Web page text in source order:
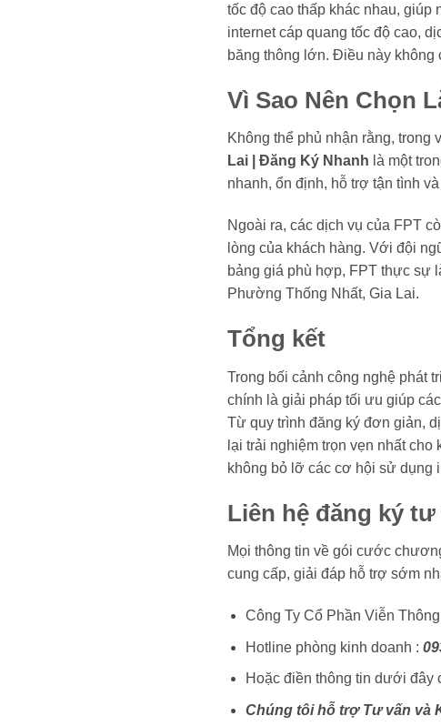
tốc độ cao thấp khác nhau,
internet cáp quang tốc độ cao,
băng thông lớn. Điều này
Vì Sao Nên Chọn
Không thể phủ nhận rằng, trong
Lai | Đăng Ký Nhanh là một
nhanh, ổn định, hỗ trợ tận tình
Ngoài ra, các dịch vụ của FPT
lòng của khách hàng. Với đội
bảng giá phù hợp, FPT thực sự
Phường Thống Nhất, Gia Lai.
Tổng kết
Trong bối cảnh công nghệ phát
chính là giải pháp tối ưu giúp
Từ quy trình đăng ký đơn giản,
lại trải nghiệm trọn vẹn nhất
không bỏ lỡ các cơ hội sử dụng
Liên hệ đăng ký
Mọi thông tin về gói cước
cung cấp, giải đáp hỗ trợ sớm
Công Ty Cổ Phần Viễn
Hotline phòng kinh doanh :
Hoặc điền thông tin dưới đây
Chúng tôi hỗ trợ Tư vấn và